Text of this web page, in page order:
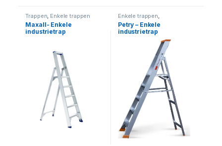
Trappen Enkele trappen
Maxall- Enkele
industrietrap
Enkele trappen
Industrietrappen
Petry – Enkele
industrietrap